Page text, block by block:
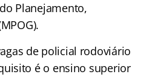
Planejamento,
de policial rodoviário
é o ensino superior